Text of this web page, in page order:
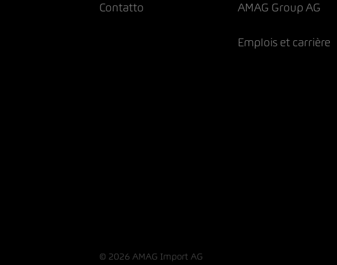
Contatto AMAG Group AG
Emplois et carrière
© 2026 AMAG Import AG